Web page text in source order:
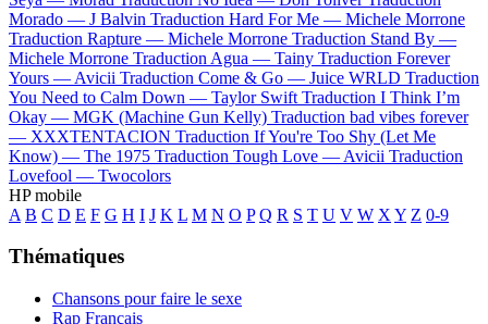
Morado — J Balvin Traduction Hard For Me — Michele Morrone
Traduction Rapture — Michele Morrone Traduction Stand By —
Michele Morrone Traduction Agua — Tainy Traduction Forever
Yours — Avicii Traduction Come & Go — Juice WRLD Traduction
You Need to Calm Down — Taylor Swift Traduction I Think I’m
Okay — MGK (Machine Gun Kelly) Traduction bad vibes forever
— XXXTENTACION Traduction If You're Too Shy (Let Me
Know) — The 1975 Traduction Tough Love — Avicii Traduction
Lovefool — Twocolors
HP mobile
A B C D E F G H I J K L M N O P Q R S T U V W X Y Z 0-9
Thématiques
Chansons pour faire le sexe
Rap Français